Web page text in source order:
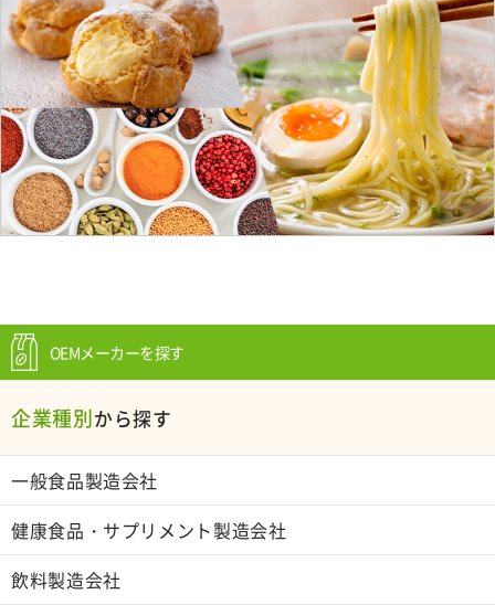
OEMメーカーを探す
企業種別から探す
一般食品製造会社
健康食品・サプリメント製造会社
飲料製造会社